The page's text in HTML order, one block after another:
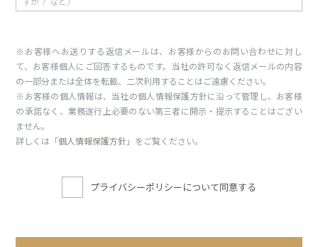
※お客様へお送りする返信メールは、お客様からのお問い合わせに対し
て、お客様個人にご回答するものです。当社の許可なく返信メールの内容
の一部分または全体を転載、二次利用することはご遠慮ください。
※お客様の個人情報は、当社の個人情報保護方針に沿って管理し、お客様
の承諾なく、業務遂行上必要のない第三者に開示・提示することはござい
ません。
詳しくは「個人情報保護方針」をご覧ください。
プライバシーポリシーについて同意する